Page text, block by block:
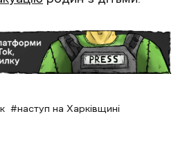
наступ на Харківщині